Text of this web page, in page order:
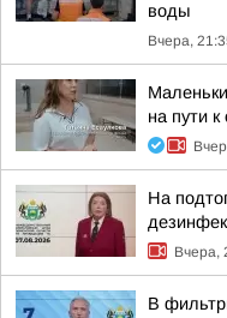
воды
Вчера,
на пути
На
Вчера,
В